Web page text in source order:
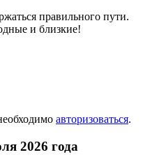
правильного пути.
и близкие!
авторизоваться.
2026 года